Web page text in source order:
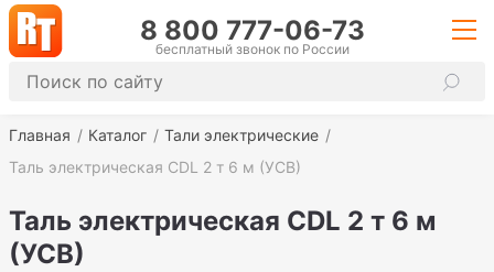
8 800 777-06-73
бесплатный звонок по России
Главная Каталог
Тали электрические
Таль электрическая CDL 2 т 6 м (УСВ)
Таль электрическая CDL 2 т 6 м
(УСВ)